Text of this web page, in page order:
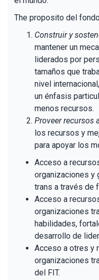
The proposito del
Construir y
mantener un
liderados por
tamaños que
nivel
un énfasis
menos recursos.
Proveer recursos
los recursos y
para apoyar los
Acceso a
organizaciones y
trans a través de
Acceso a
organizaciones
habilidades,
desarrollo de
Acceso a otres y
organizaciones
del FIT.